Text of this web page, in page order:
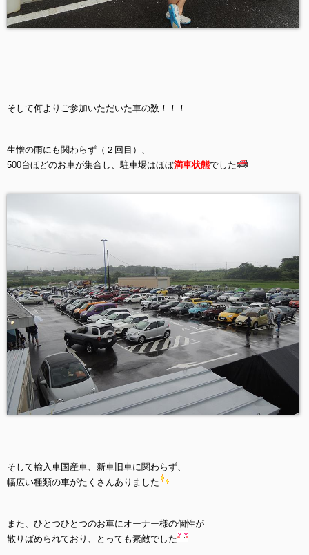
そして何よりご参加いただいた車の数！！！
生憎の雨にも関わらず（２回目）、
500台ほどのお車が集合し、駐車場はほぼ満車状態でした
そして輸入車国産車、新車旧車に関わらず、
幅広い種類の車がたくさんありました
また、ひとつひとつのお車にオーナー様の個性が
散りばめられており、とっても素敵でした